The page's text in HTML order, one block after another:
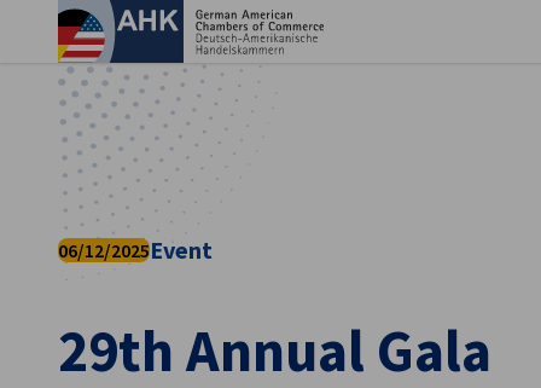
29th Annual Gala
06/12/2025Event